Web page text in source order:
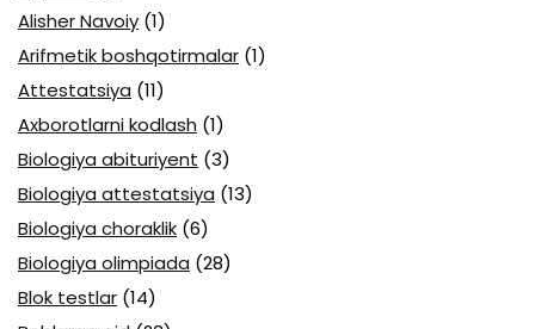
Alisher Navoiy (1)
Arifmetik boshqotirmalar (1)
Attestatsiya (11)
Axborotlarni kodlash (1)
Biologiya abituriyent (3)
Biologiya attestatsiya (13)
Biologiya choraklik (6)
Biologiya olimpiada (28)
Blok testlar (14)